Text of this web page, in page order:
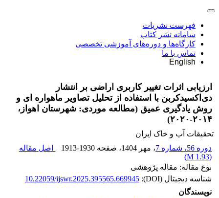
فهرست نشریات
سامانه نشر کتاب
کارگاه‌ها و دوره‌های آموزشی تخصصی
تماس با ما
English
ارزیابی اثرات تغییر کاربری اراضی بر انتشار
دی‌اکسیدکربن با استفاده از تحلیل تصاویر ماهواره ای و
روش یادگیری عمیق (مطالعه موردی: شهرستان اهواز،
۲۰۱۴-۲۰۲۰)
تحقیقات آب و خاک ایران
دوره 56، شماره 7
، مهر 1404 ، صفحه 1913-1930
اصل مقاله
(
1.93 M
)
نوع مقاله: مقاله پژوهشی
شناسه دیجیتال (DOI):
10.22059/ijswr.2025.395565.669945
نویسندگان